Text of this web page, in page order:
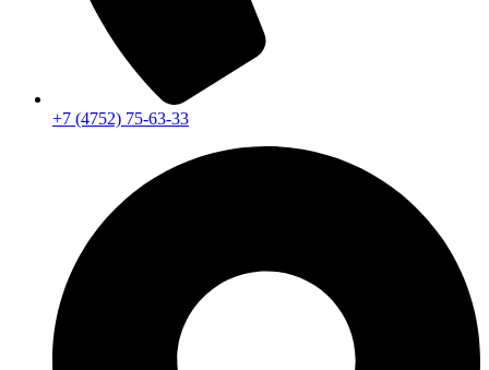
+7 (4752) 75-63-33